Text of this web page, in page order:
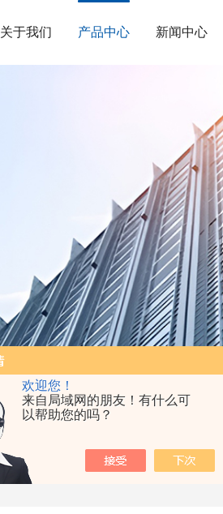
欢迎您！
来自局域网的朋友！有什么可
以帮助您的吗？
关于我们 产品中心 新闻中心